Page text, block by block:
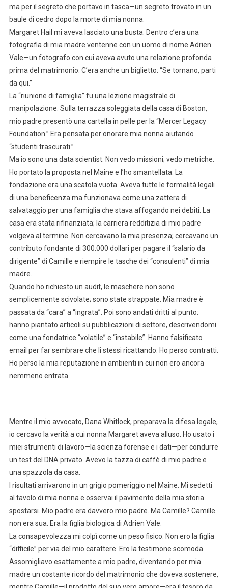
ma per il segreto che portavo in tasca—un segreto trovato in un
baule di cedro dopo la morte di mia nonna.
Margaret Hail mi aveva lasciato una busta. Dentro c’era una
fotografia di mia madre ventenne con un uomo di nome Adrien
Vale—un fotografo con cui aveva avuto una relazione profonda
prima del matrimonio. C’era anche un biglietto: “Se tornano, parti
da qui.”
La “riunione di famiglia” fu una lezione magistrale di
manipolazione. Sulla terrazza soleggiata della casa di Boston,
mio padre presentò una cartella in pelle per la “Mercer Legacy
Foundation.” Era pensata per onorare mia nonna aiutando
“studenti trascurati.”
Ma io sono una data scientist. Non vedo missioni; vedo metriche.
Ho portato la proposta nel Maine e l’ho smantellata. La
fondazione era una scatola vuota. Aveva tutte le formalità legali
di una beneficenza ma funzionava come una zattera di
salvataggio per una famiglia che stava affogando nei debiti. La
casa era stata rifinanziata; la carriera redditizia di mio padre
volgeva al termine. Non cercavano la mia presenza; cercavano un
contributo fondante di 300.000 dollari per pagare il “salario da
dirigente” di Camille e riempire le tasche dei “consulenti” di mia
madre.
Quando ho richiesto un audit, le maschere non sono
semplicemente scivolate; sono state strappate. Mia madre è
passata da “cara” a “ingrata”. Poi sono andati dritti al punto:
hanno piantato articoli su pubblicazioni di settore, descrivendomi
come una fondatrice “volatile” e “instabile”. Hanno falsificato
email per far sembrare che li stessi ricattando. Ho perso contratti.
Ho perso la mia reputazione in ambienti in cui non ero ancora
nemmeno entrata.
Mentre il mio avvocato, Dana Whitlock, preparava la difesa legale,
io cercavo la verità a cui nonna Margaret aveva alluso. Ho usato i
miei strumenti di lavoro—la scienza forense e i dati—per condurre
un test del DNA privato. Avevo la tazza di caffè di mio padre e
una spazzola da casa.
I risultati arrivarono in un grigio pomeriggio nel Maine. Mi sedetti
al tavolo di mia nonna e osservai il pavimento della mia storia
spostarsi. Mio padre era davvero mio padre. Ma Camille? Camille
non era sua. Era la figlia biologica di Adrien Vale.
La consapevolezza mi colpì come un peso fisico. Non ero la figlia
“difficile” per via del mio carattere. Ero la testimone scomoda.
Assomigliavo esattamente a mio padre, diventando per mia
madre un costante ricordo del matrimonio che doveva sostenere,